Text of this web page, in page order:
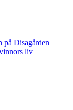
på Disagården
liv